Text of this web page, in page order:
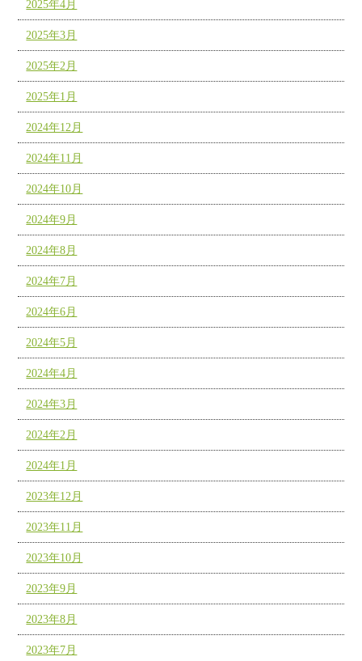
2025年4月
2025年3月
2025年2月
2025年1月
2024年12月
2024年11月
2024年10月
2024年9月
2024年8月
2024年7月
2024年6月
2024年5月
2024年4月
2024年3月
2024年2月
2024年1月
2023年12月
2023年11月
2023年10月
2023年9月
2023年8月
2023年7月